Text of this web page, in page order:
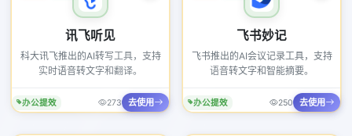
讯飞听见
科大讯飞推出的AI转写工具，支持
实时语音转文字和翻译。
办公提效 273 去使用
飞书妙记
飞书推出的AI会议记录工具，支持
语音转文字和智能摘要。
办公提效 250 去使用